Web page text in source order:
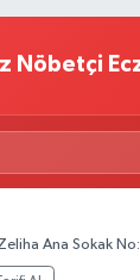
Nöbetçi
Ana Sokak